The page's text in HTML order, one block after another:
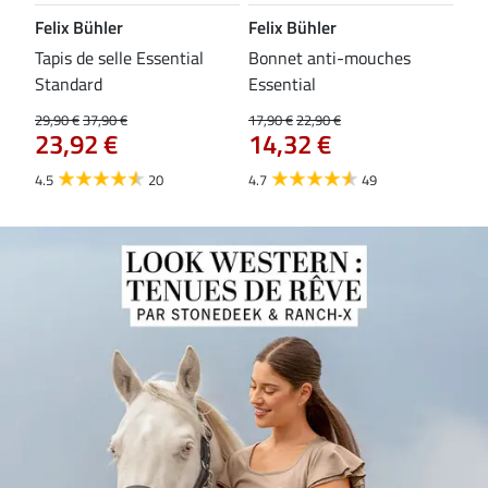
Felix Bühler
Tapis de selle Essential
Standard
29,90 €37,90 €
23,92 €
4.5 20
Felix Bühler
Bonnet anti-mouches
Essential
17,90 €22,90 €
14,32 €
4.7 49